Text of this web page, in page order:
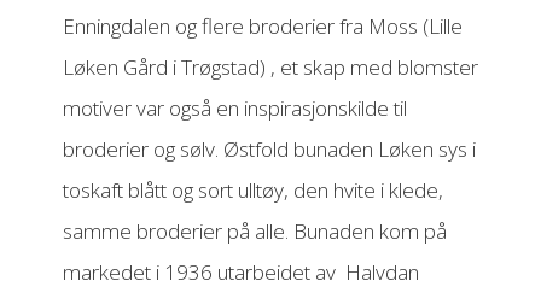
Enningdalen og flere broderier fra Moss (Lille
Løken Gård i Trøgstad) , et skap med blomster
motiver var også en inspirasjonskilde til
broderier og sølv. Østfold bunaden Løken sys i
toskaft blått og sort ulltøy, den hvite i klede,
samme broderier på alle. Bunaden kom på
markedet i 1936 utarbeidet av Halvdan